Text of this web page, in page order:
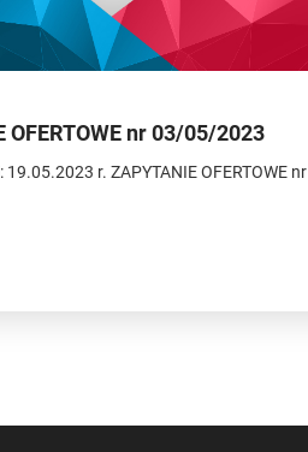
OFERTOWE nr 03/05/2023
r. ZAPYTANIE OFERTOWE nr